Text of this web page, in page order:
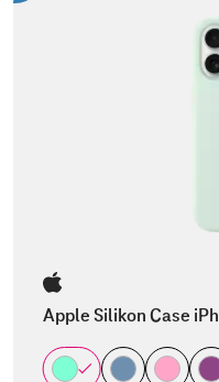
Apple Silikon Case